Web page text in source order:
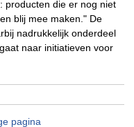
producten die er nog niet
blij mee maken." De
nadrukkelijk onderdeel
naar initiatieven voor
pagina